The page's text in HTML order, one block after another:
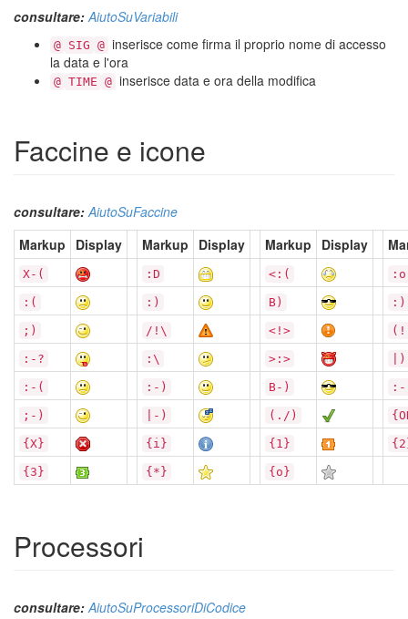
consultare: AiutoSuVariabili
@ SIG @ inserisce come firma il proprio nome di accesso
la data e l'ora
@ TIME @ inserisce data e ora della modifica
Faccine e icone
consultare: AiutoSuFaccine
Markup
Display Markup Display Markup Display
X-( :D <:( :o
:( :) B)
;) /!\ <!>
:-? :\ >:> |)
:-( :-) B-)
;-) |-) (./)
{X} {i} {1}
{3} {*} {o}
Processori
consultare: AiutoSuProcessoriDiCodice